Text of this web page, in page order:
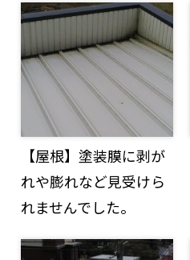
【屋根】塗装膜に剥が
れや膨れなど見受けら
れませんでした。